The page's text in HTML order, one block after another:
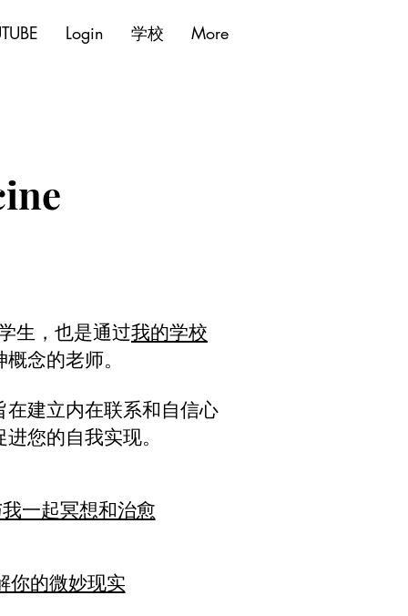
Login 学校 More
生，也是通过我的学校
念的老师。
建立内在联系和自信心
您的自我实现。
一起冥想和治愈
你的微妙现实